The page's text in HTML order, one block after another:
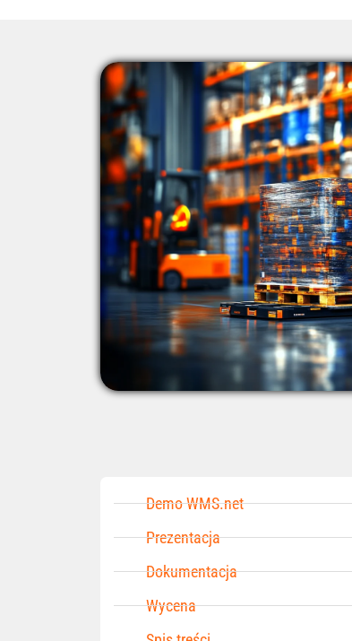
Demo WMS.net
Prezentacja
Dokumentacja
Wycena